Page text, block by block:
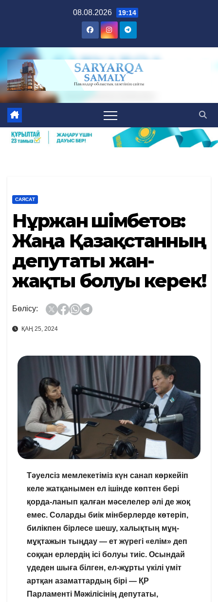
08.08.2026 19:14
САЯСАТ
Нұржан Әшімбетов:
Жаңа Қазақстанның
депутаты жан-
жақты болуы керек!
Бөлісу:
ҚАҢ 25, 2024
Тәуелсіз мемлекетіміз күн санап көркейіп
келе жатқанымен ел ішінде көптен бері
қорда-ланып қалған мәселелер әлі де жоқ
емес. Соларды биік мінберлерде көтеріп,
билікпен бірлесе шешу, халықтың мұң-
мұқтажын тыңдау — ет жүрегі «елім» деп
соққан ерлердің ісі болуы тиіс. Осындай
үдеден шыға білген, ел-жұрты үкілі үміт
артқан азаматтардың бірі — ҚР
Парламенті Мәжілісінің депутаты,